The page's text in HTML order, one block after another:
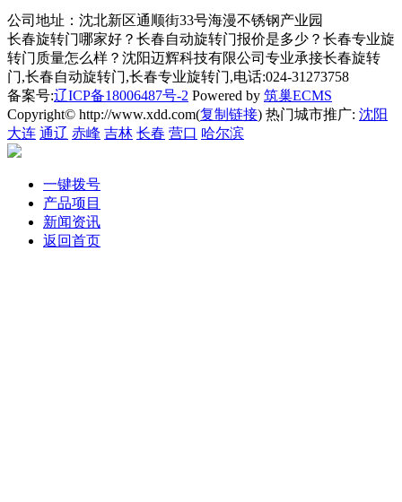
公司地址：沈北新区通顺街33号海漫不锈钢产业园
长春旋转门哪家好？长春自动旋转门报价是多少？长春专业旋
转门质量怎么样？沈阳迈辉科技有限公司专业承接长春旋转
门,长春自动旋转门,长春专业旋转门,电话:024-31273758
备案号:辽ICP备18006487号-2 Powered by 筑巢ECMS
Copyright© http://www.xdd.com(复制链接) 热门城市推广: 沈阳
大连 通辽 赤峰 吉林 长春 营口 哈尔滨
一键拨号
产品项目
新闻资讯
返回首页